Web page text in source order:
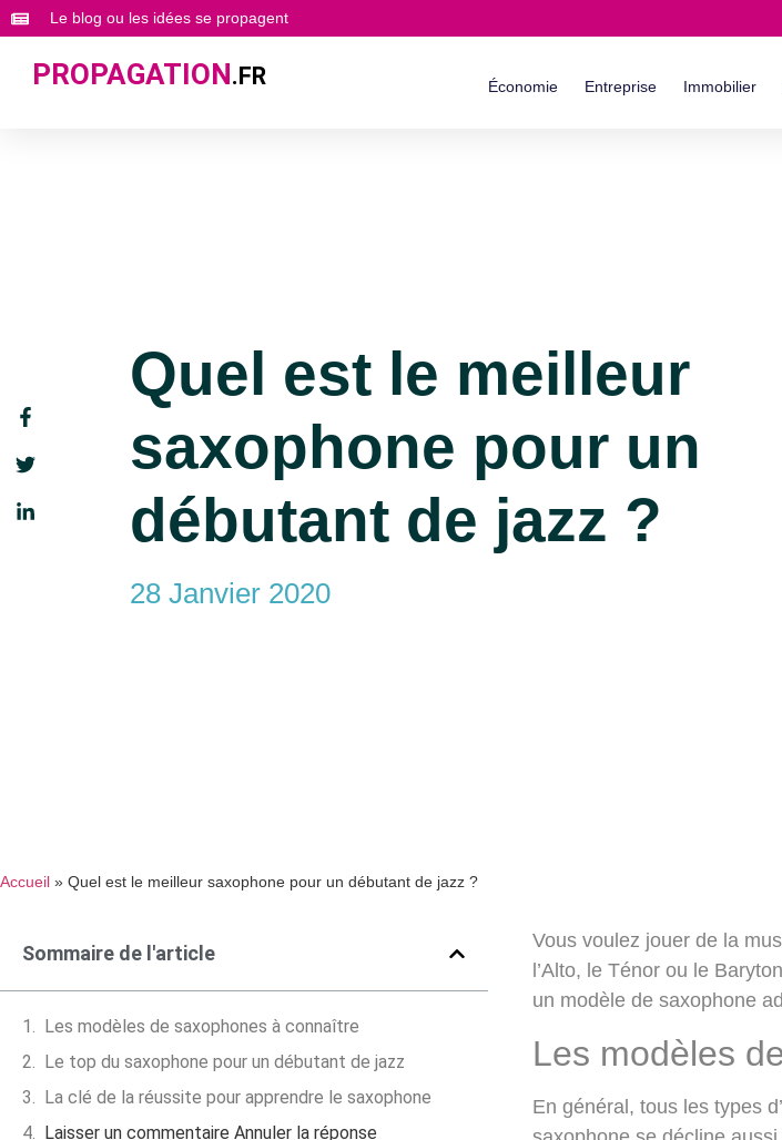
Le blog ou les idées se propagent
PROPAGATION.FR Économie Entreprise Immobilier
Quel est le meilleur
saxophone pour un
débutant de jazz ?
28 Janvier 2020
Accueil » Quel est le meilleur saxophone pour un débutant de jazz ?
Sommaire de l'article
Les modèles de saxophones à connaître
Le top du saxophone pour un débutant de jazz
La clé de la réussite pour apprendre le saxophone
Laisser un commentaire Annuler la réponse
Vous voulez jouer de la
l’Alto, le Ténor ou le
un modèle de saxophone
Les modèles
En général, tous les types